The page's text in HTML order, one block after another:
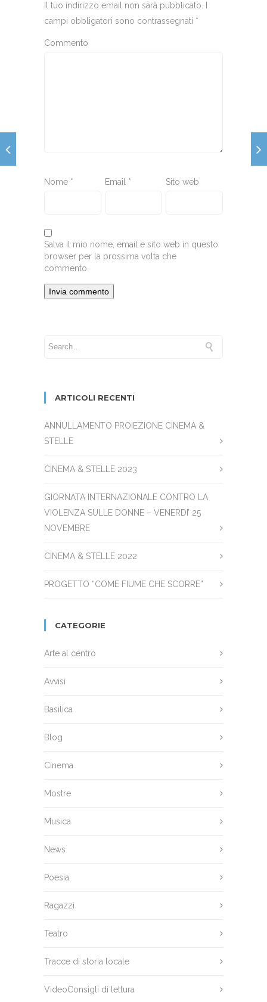
Il tuo indirizzo email non sarà pubblicato.
campi obbligatori sono contrassegnati *
Commento
Nome * Email * Sito web
Salva il mio nome, email e sito web in questo
browser per la prossima volta che
commento.
ARTICOLI RECENTI
ANNULLAMENTO PROIEZIONE CINEMA &
STELLE
CINEMA & STELLE 2023
GIORNATA INTERNAZIONALE CONTRO LA
VIOLENZA SULLE DONNE – VENERDI’ 25
NOVEMBRE
CINEMA & STELLE 2022
PROGETTO “COME FIUME CHE SCORRE”
CATEGORIE
Arte al centro
Avvisi
Basilica
Blog
Cinema
Mostre
Musica
News
Poesia
Ragazzi
Teatro
Tracce di storia locale
VideoConsigli di lettura